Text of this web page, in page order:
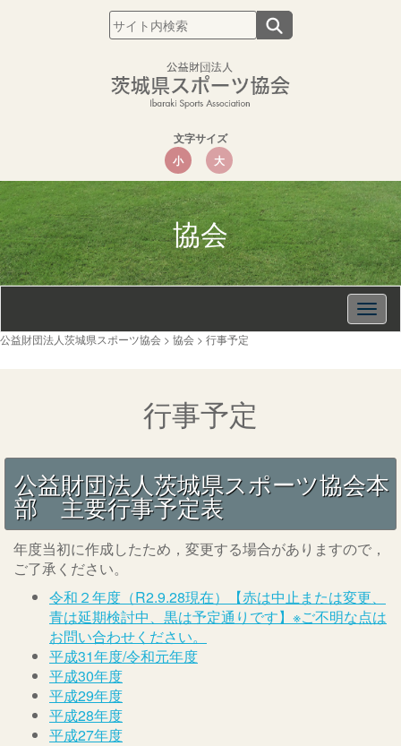
文字サイズ
小
大
協会
公益財団法人茨城県スポーツ協会 > 協会 > 行事予定
行事予定
公益財団法人茨城県スポーツ協会本
部 主要行事予定表
年度当初に作成したため，変更する場合がありますので，
ご了承ください。
令和２年度（R2.9.28現在）【赤は中止または変更、
青は延期検討中、黒は予定通りです】※ご不明な点は
お問い合わせください。
平成31年度/令和元年度
平成30年度
平成29年度
平成28年度
平成27年度